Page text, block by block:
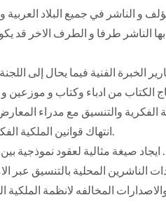
الناشر طرفا و الطرف الاخر
والتنسيق مع مدراء
انتهاك قوانين الملكية الفكرية بالتنسيق عبر الامانه العامة.
6- ايجاد صيغة مثالية لعقود نموذجية بين المؤلف و الناشر او الموزع .